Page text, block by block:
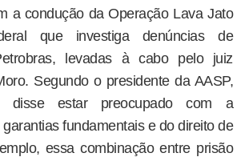
a condução da Operação Lava Jato
que investiga denúncias de
levadas à cabo pelo juiz
Segundo o presidente da AASP,
disse estar preocupado com a
fundamentais e do direito de
essa combinação entre prisão